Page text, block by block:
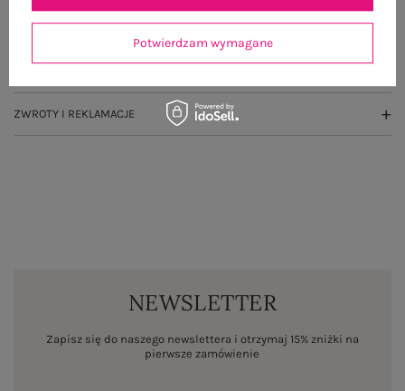
OPINIE O PRODUKCIE (3)
ZWROTY I REKLAMACJE
NEWSLETTER
Zapisz się do naszego newslettera i otrzymaj 15% zniżki na
pierwsze zamówienie
Potwierdzam wymagane